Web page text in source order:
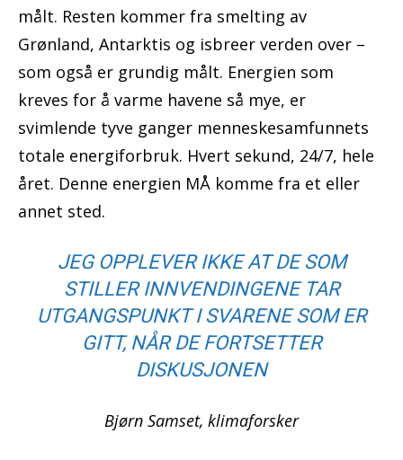
målt. Resten kommer fra smelting av
Grønland, Antarktis og isbreer verden over –
som også er grundig målt. Energien som
kreves for å varme havene så mye, er
svimlende tyve ganger menneskesamfunnets
totale energiforbruk. Hvert sekund, 24/7, hele
året. Denne energien MÅ komme fra et eller
annet sted.
JEG OPPLEVER IKKE AT DE SOM
STILLER INNVENDINGENE TAR
UTGANGSPUNKT I SVARENE SOM ER
GITT, NÅR DE FORTSETTER
DISKUSJONEN
Bjørn Samset, klimaforsker